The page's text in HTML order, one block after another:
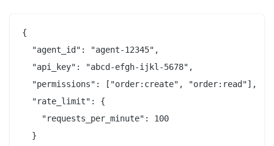
{
  "agent_id": "agent-12345",
  "api_key": "abcd-efgh-ijkl-5678",
  "permissions": ["order:create", "order:read"],
  "rate_limit": {
    "requests_per_minute": 100
  }